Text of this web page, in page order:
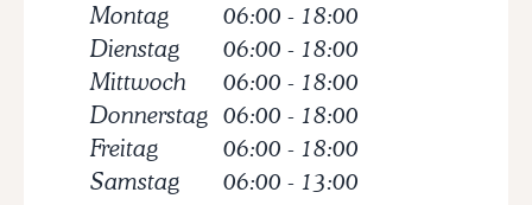
Montag
06:00 - 18:00
Dienstag
06:00 - 18:00
Mittwoch
06:00 - 18:00
Donnerstag 06:00 - 18:00
Freitag
06:00 - 18:00
Samstag
06:00 - 13:00